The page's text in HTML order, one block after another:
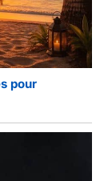
pour